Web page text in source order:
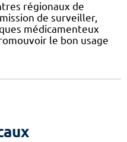
régionaux de
de surveiller,
médicamenteux
le bon usage